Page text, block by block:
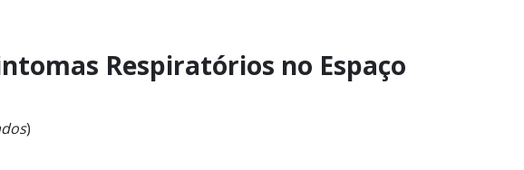
Respiratórios no Espaço
)